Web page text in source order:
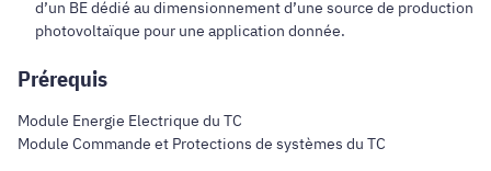
d’un BE dédié au dimensionnement d’une source de production
photovoltaïque pour une application donnée.
Prérequis
Module Energie Electrique du TC
Module Commande et Protections de systèmes du TC